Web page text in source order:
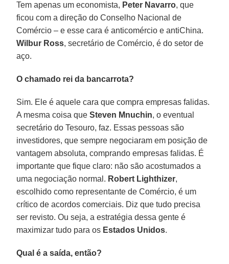
Tem apenas um economista, Peter Navarro, que
ficou com a direção do Conselho Nacional de
Comércio – e esse cara é anticomércio e antiChina.
Wilbur Ross, secretário de Comércio, é do setor de
aço.
O chamado rei da bancarrota?
Sim. Ele é aquele cara que compra empresas falidas.
A mesma coisa que Steven Mnuchin, o eventual
secretário do Tesouro, faz. Essas pessoas são
investidores, que sempre negociaram em posição de
vantagem absoluta, comprando empresas falidas. É
importante que fique claro: não são acostumados a
uma negociação normal. Robert Lighthizer,
escolhido como representante de Comércio, é um
crítico de acordos comerciais. Diz que tudo precisa
ser revisto. Ou seja, a estratégia dessa gente é
maximizar tudo para os Estados Unidos.
Qual é a saída, então?